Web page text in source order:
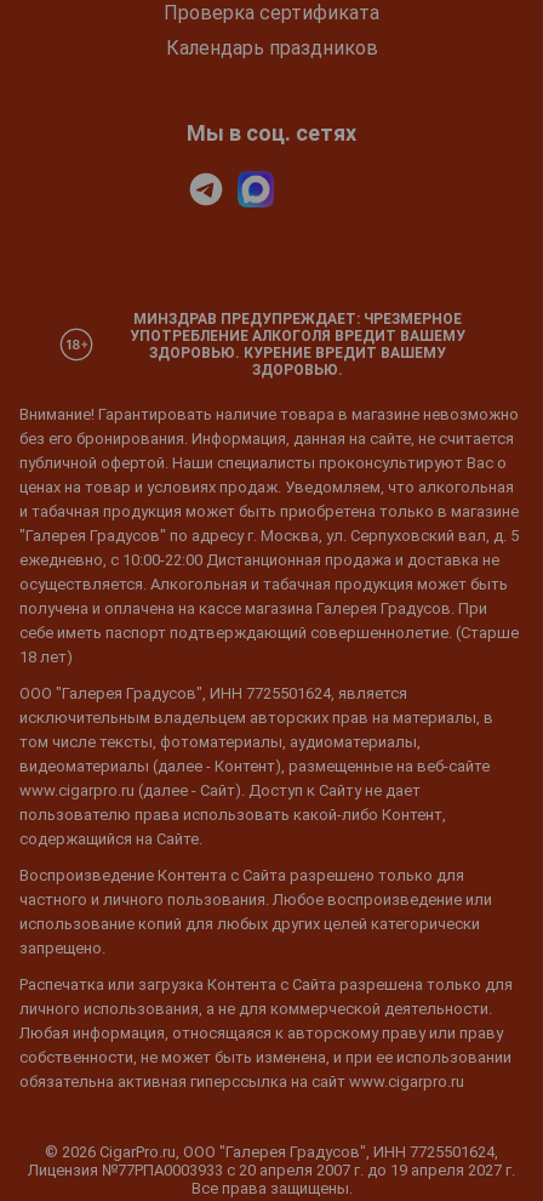
Проверка сертификата
Календарь праздников
Мы в соц. сетях
МИНЗДРАВ ПРЕДУПРЕЖДАЕТ: ЧРЕЗМЕРНОЕ
УПОТРЕБЛЕНИЕ АЛКОГОЛЯ ВРЕДИТ ВАШЕМУ
ЗДОРОВЬЮ. КУРЕНИЕ ВРЕДИТ ВАШЕМУ
ЗДОРОВЬЮ.
Внимание! Гарантировать наличие товара в магазине невозможно
без его бронирования. Информация, данная на сайте, не считается
публичной офертой. Наши специалисты проконсультируют Вас о
ценах на товар и условиях продаж. Уведомляем, что алкогольная
и табачная продукция может быть приобретена только в магазине
"Галерея Градусов" по адресу г. Москва, ул. Серпуховский вал, д. 5
ежедневно, с 10:00-22:00 Дистанционная продажа и доставка не
осуществляется. Алкогольная и табачная продукция может быть
получена и оплачена на кассе магазина Галерея Градусов. При
себе иметь паспорт подтверждающий совершеннолетие. (Старше
18 лет)
ООО "Галерея Градусов", ИНН 7725501624, является
исключительным владельцем авторских прав на материалы, в
том числе тексты, фотоматериалы, аудиоматериалы,
видеоматериалы (далее - Контент), размещенные на веб-сайте
www.cigarpro.ru (далее - Сайт). Доступ к Сайту не дает
пользователю права использовать какой-либо Контент,
содержащийся на Сайте.
Воспроизведение Контента с Сайта разрешено только для
частного и личного пользования. Любое воспроизведение или
использование копий для любых других целей категорически
запрещено.
Распечатка или загрузка Контента с Сайта разрешена только для
личного использования, а не для коммерческой деятельности.
Любая информация, относящаяся к авторскому праву или праву
собственности, не может быть изменена, и при ее использовании
обязательна активная гиперссылка на сайт www.cigarpro.ru
© 2026 CigarPro.ru, ООО "Галерея Градусов", ИНН 7725501624,
Лицензия №77РПА0003933 c 20 апреля 2007 г. до 19 апреля 2027 г.
Все права защищены.